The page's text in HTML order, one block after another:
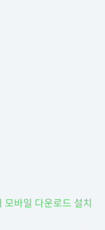
모바일 다운로드 설치